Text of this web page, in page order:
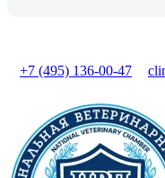
+7 (495) 136-00-47